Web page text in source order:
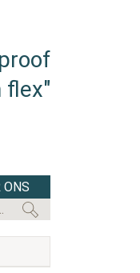
flex"
ONS
WACHT